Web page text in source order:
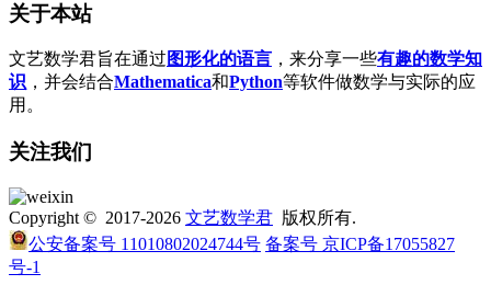
关于本站
文艺数学君旨在通过 图形化的语言 ，来分享一些有趣的数学知
识 ，并会结合Mathematica和Python等软件做数学与实际的应
用。
关注我们
Copyright © 2017-2026 文艺数学君 版权所有.
公安备案号 11010802024744号 备案号 京ICP备17055827
号-1